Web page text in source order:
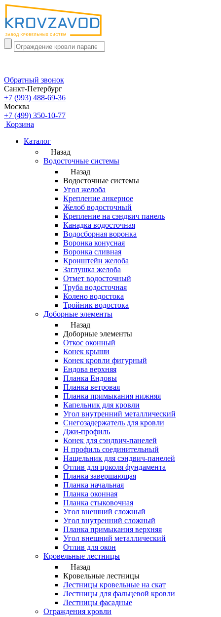
Обратный звонок
Санкт-Петербург
+7 (993) 488-69-36
Москва
+7 (499) 350-10-77
Корзина
Каталог
Назад
Водосточные системы
Назад
Водосточные системы
Угол желоба
Крепление анкерное
Желоб водосточный
Крепление на сэндвич панель
Канадка водосточная
Водосборная воронка
Воронка конусная
Воронка сливная
Кронштейн желоба
Заглушка желоба
Отмет водосточный
Труба водосточная
Колено водостока
Тройник водостока
Доборные элементы
Назад
Доборные элементы
Откос оконный
Конек крыши
Конек кровли фигурный
Ендова верхняя
Планка Ендовы
Планка ветровая
Планка примыкания нижняя
Капельник для кровли
Угол внутренний металлический
Снегозадержатель для кровли
Джи-профиль
Конек для сэндвич-панелей
Н профиль соединительный
Нащельник для сэндвич-панелей
Отлив для цоколя фундамента
Планка завершающая
Планка начальная
Планка оконная
Планка стыковочная
Угол внешний сложный
Угол внутренний сложный
Планка примыкания верхняя
Угол внешний металлический
Отлив для окон
Кровельные лестницы
Назад
Кровельные лестницы
Лестницы кровельные на скат
Лестницы для фальцевой кровли
Лестницы фасадные
Ограждения кровли